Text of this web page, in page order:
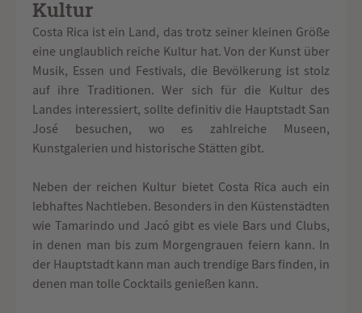
Kultur
Costa Rica ist ein Land, das trotz seiner kleinen Größe
eine unglaublich reiche Kultur hat. Von der Kunst über
Musik, Essen und Festivals, die Bevölkerung ist stolz
auf ihre Traditionen. Wer sich für die Kultur des
Landes interessiert, sollte definitiv die Hauptstadt San
José besuchen, wo es zahlreiche Museen,
Kunstgalerien und historische Stätten gibt.
Neben der reichen Kultur bietet Costa Rica auch ein
lebhaftes Nachtleben. Besonders in den Küstenstädten
wie Tamarindo und Jacó gibt es viele Bars und Clubs,
in denen man bis zum Morgengrauen feiern kann. In
der Hauptstadt kann man auch trendige Bars finden, in
denen man tolle Cocktails genießen kann.